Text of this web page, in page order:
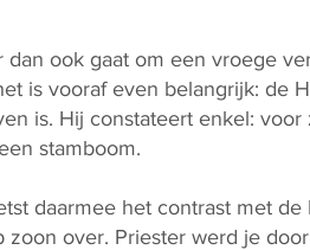
ook gaat om een vroege
is vooraf even belangrijk: de
is. Hij constateert enkel:
stamboom.
daarmee het contrast met de
zoon over. Priester werd je